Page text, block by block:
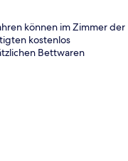
können im Zimmer der
kostenlos
Bettwaren